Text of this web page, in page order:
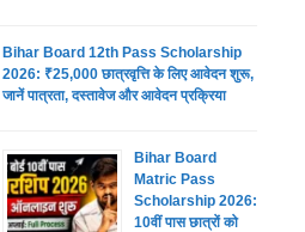
Bihar Board 12th Pass Scholarship
2026: ₹25,000 छात्रवृत्ति के लिए आवेदन शुरू,
जानें पात्रता, दस्तावेज और आवेदन प्रक्रिया
Bihar Board
Matric Pass
Scholarship 2026:
10वीं पास छात्रों को